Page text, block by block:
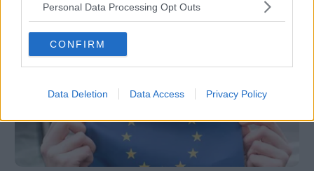
Personal Data Processing Opt Outs
CONFIRM
Data Deletion Data Access Privacy Policy